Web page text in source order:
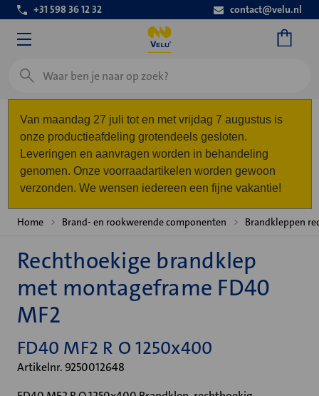
+31 598 36 12 32 contact@velu.nl
Zoeken
Van maandag 27 juli tot en met vrijdag 7 augustus is
onze productieafdeling grotendeels gesloten.
Leveringen en aanvragen worden in behandeling
genomen. Onze voorraadartikelen worden gewoon
verzonden. We wensen iedereen een fijne vakantie!
Home Brand- en rookwerende componenten Brandkleppen
Rechthoekige brandklep
met montageframe FD40
MF2
FD40 MF2 R O 1250x400
Artikelnr. 9250012648